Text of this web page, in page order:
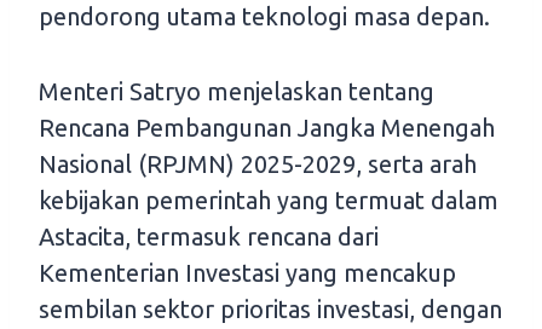
pendorong utama teknologi masa depan.
Menteri Satryo menjelaskan tentang
Rencana Pembangunan Jangka Menengah
Nasional (RPJMN) 2025-2029, serta arah
kebijakan pemerintah yang termuat dalam
Astacita, termasuk rencana dari
Kementerian Investasi yang mencakup
sembilan sektor prioritas investasi, dengan